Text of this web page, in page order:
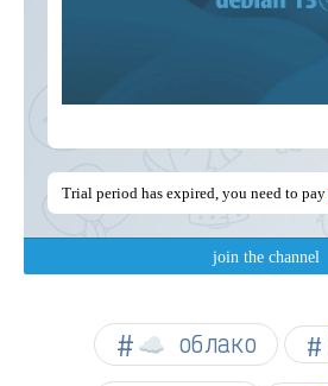
☁︎ облако